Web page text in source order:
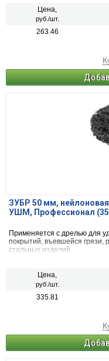
Цена,
руб./шт.
263.46
ЗУБР 50 мм,
УШМ, Профессионал
Применяется с дрелью для
покрытий, въевшейся грязи,
стальных изделий.
Цена,
руб./шт.
335.81